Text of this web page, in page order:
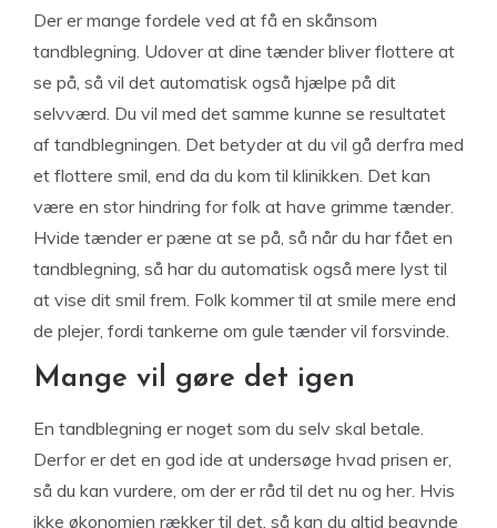
Der er mange fordele ved at få en skånsom
tandblegning. Udover at dine tænder bliver flottere at
se på, så vil det automatisk også hjælpe på dit
selvværd. Du vil med det samme kunne se resultatet
af tandblegningen. Det betyder at du vil gå derfra med
et flottere smil, end da du kom til klinikken. Det kan
være en stor hindring for folk at have grimme tænder.
Hvide tænder er pæne at se på, så når du har fået en
tandblegning, så har du automatisk også mere lyst til
at vise dit smil frem. Folk kommer til at smile mere end
de plejer, fordi tankerne om gule tænder vil forsvinde.
Mange vil gøre det igen
En tandblegning er noget som du selv skal betale.
Derfor er det en god ide at undersøge hvad prisen er,
så du kan vurdere, om der er råd til det nu og her. Hvis
ikke økonomien rækker til det, så kan du altid begynde